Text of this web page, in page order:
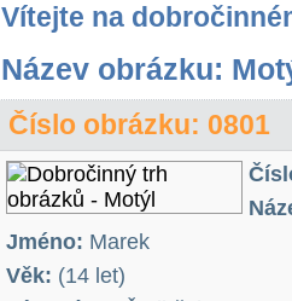
Vítejte na
Název obrázku:
Číslo obrázku: 0801
Jméno: Marek
Věk: (14 let)